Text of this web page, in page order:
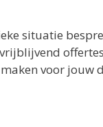
situatie
voor jouw